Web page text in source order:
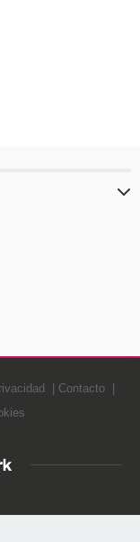
Contacto